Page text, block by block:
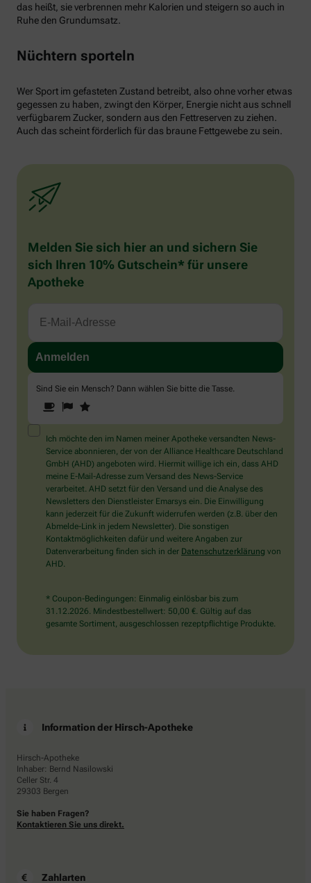
das heißt, sie verbrennen mehr Kalorien und steigern so auch in
Ruhe den Grundumsatz.
Nüchtern sporteln
Wer Sport im gefasteten Zustand betreibt, also ohne vorher etwas
gegessen zu haben, zwingt den Körper, Energie nicht aus schnell
verfügbarem Zucker, sondern aus den Fettreserven zu ziehen.
Auch das scheint förderlich für das braune Fettgewebe zu sein.
Melden Sie sich hier an und sichern Sie
sich Ihren 10% Gutschein* für unsere
Apotheke
Sind Sie ein Mensch? Dann wählen Sie bitte die Tasse
Sie
ein
Mensch?
Dann
wählen
Sie
bitte
die
Tasse.
1 2
Ich möchte den im Namen meiner Apotheke versandten News-
Service abonnieren, der von der Alliance Healthcare Deutschland
GmbH (AHD) angeboten wird. Hiermit willige ich ein, dass AHD
meine E-Mail-Adresse zum Versand des News-Service
verarbeitet. AHD setzt für den Versand und die Analyse des
Newsletters den Dienstleister Emarsys ein. Die Einwilligung
kann jederzeit für die Zukunft widerrufen werden (z.B. über den
Abmelde-Link in jedem Newsletter). Die sonstigen
Kontaktmöglichkeiten dafür und weitere Angaben zur
Datenverarbeitung finden sich in der Datenschutzerklärung von
AHD.
* Coupon-Bedingungen: Einmalig einlösbar bis zum
31.12.2026. Mindestbestellwert: 50,00 €. Gültig auf das
gesamte Sortiment, ausgeschlossen rezeptpflichtige Produkte.
Information der Hirsch-Apotheke
Hirsch-Apotheke
Inhaber: Bernd Nasilowski
Celler Str. 4
29303 Bergen
Sie haben Fragen?
Kontaktieren Sie uns direkt.
Zahlarten